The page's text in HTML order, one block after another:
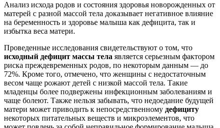
Анализ исхода родов и состояния здоровья новорожденных от
матерей с разной массой тела доказывает негативное влияние
на беременность и здоровье малыша как дефицита, так и
избытка веса матери.
Проведенные исследования свидетельствуют о том, что
исходный дефицит массы тела является серьезным фактором
риска преждевременных родов, по некоторым данным — до
72%. Кроме того, отмечено, что женщины с недостаточным
весом чаще рожают детей с низкой массой тела. Такие
младенцы более подвержены инфекционным заболеваниям и
чаще болеют. Также нельзя забывать, что недоедание будущей
матери может приводить к непосредственному дефициту
некоторых питательных веществ и микроэлементов, что